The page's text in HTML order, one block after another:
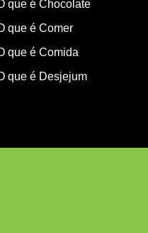
que é Chocolate
que é Comer
que é Comida
que é Desjejum